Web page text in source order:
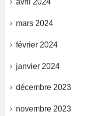
avril 2024
mars 2024
février 2024
janvier 2024
décembre 2023
novembre 2023